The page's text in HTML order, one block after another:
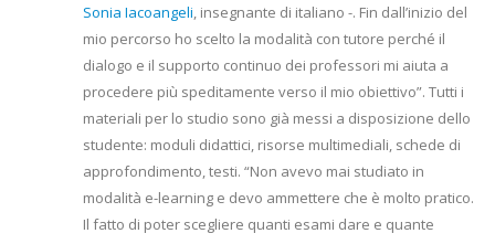
Sonia Iacoangeli, insegnante di italiano -. Fin dall’inizio del
mio percorso ho scelto la modalità con tutore perché il
dialogo e il supporto continuo dei professori mi aiuta a
procedere più speditamente verso il mio obiettivo”. Tutti i
materiali per lo studio sono già messi a disposizione dello
studente: moduli didattici, risorse multimediali, schede di
approfondimento, testi. “Non avevo mai studiato in
modalità e-learning e devo ammettere che è molto pratico.
Il fatto di poter scegliere quanti esami dare e quante